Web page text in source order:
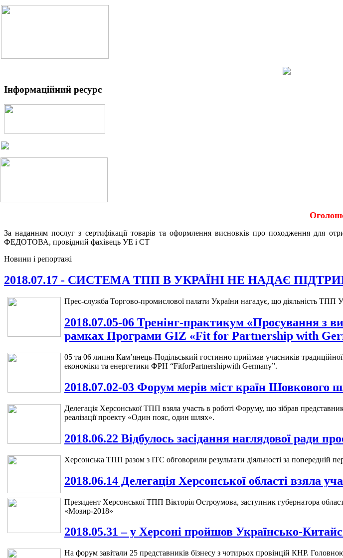
Інформаційний ресурс
За наданням послуг з сертифікації товарів та оформлення висновків про походження для
ФЕДОТОВА, провідний фахівець УЕ і СТ
Новини і репортажі
2018.07.17 - СИСТЕМА ТПП В УКРАЇНІ НЕ НАДАЄ
Прес-служба Торгово-промислової палати України нагадує, що діяльність
2018.07.05-06 Тренінг-практикум «Просування з
рамках Програми GIZ «Fit for Partnership with
05 та 06 липня Кам’янець-Подільський гостинно приймав учасників
економіки та енергетики ФРН “FitforPartnershipwith Germany”.
2018.07.02-03 Форум мерів міст країн Шовкового
Делегація Херсонської ТПП взяла участь в роботі Форуму, що зібрав
реалізації проекту «Один пояс, один шлях».
2018.06.22 Відбулось засідання наглядової ради
Херсонська ТПП разом з ITC обговорили результати діяльності за попередній
2018.06.14 Делегація Херсонської області взяла
Президент Херсонської ТПП Вікторія Остроумова, заступник губернатора
«Мозир-2018»
2018.05.31 – у Херсоні пройшов Українсько-
На форум завітали 25 представників бізнесу з чотирьох провінцій КНР.